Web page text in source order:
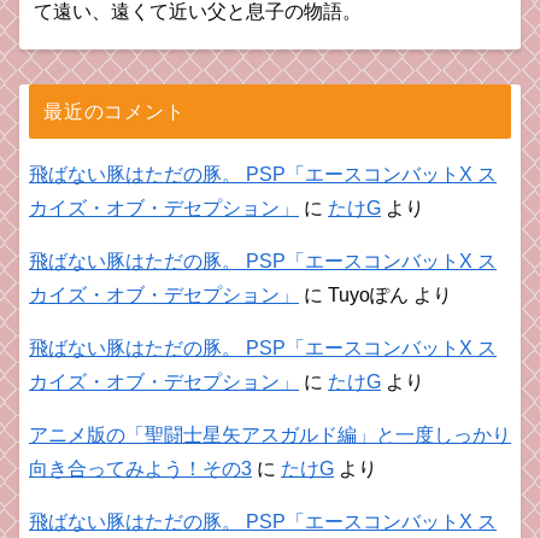
て遠い、遠くて近い父と息子の物語。
最近のコメント
飛ばない豚はただの豚。 PSP「エースコンバットX ス
カイズ・オブ・デセプション」
に たけG より
飛ばない豚はただの豚。 PSP「エースコンバットX ス
カイズ・オブ・デセプション」
に Tuyoぽん より
飛ばない豚はただの豚。 PSP「エースコンバットX ス
カイズ・オブ・デセプション」
に たけG より
アニメ版の「聖闘士星矢アスガルド編」と一度しっかり
向き合ってみよう！その3 に たけG より
飛ばない豚はただの豚。 PSP「エースコンバットX ス